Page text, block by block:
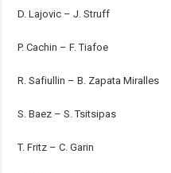
D. Lajovic – J. Struff
P. Cachin – F. Tiafoe
R. Safiullin – B. Zapata Miralles
S. Baez – S. Tsitsipas
T. Fritz – C. Garin